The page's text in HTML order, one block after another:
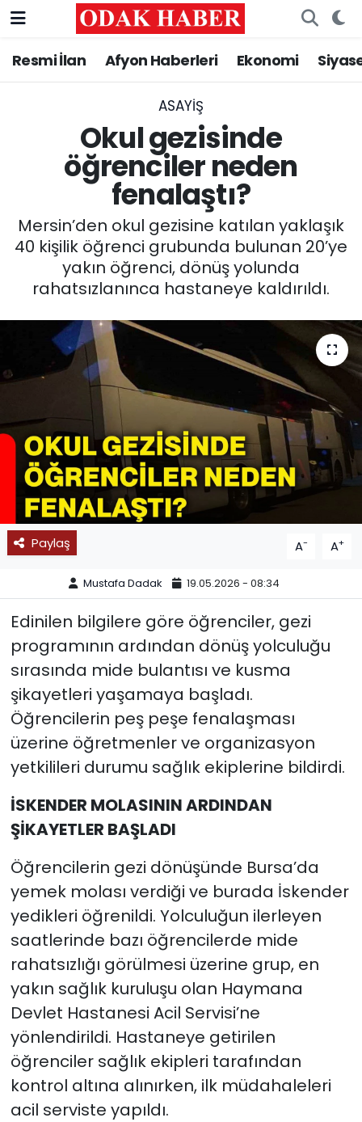
Resmi İlan Afyon Haberleri Ekonomi
ASAYİŞ
Okul gezisinde
öğrenciler neden
fenalaştı?
Mersin’den okul gezisine katılan yaklaşık
40 kişilik öğrenci grubunda bulunan 20’ye
yakın öğrenci, dönüş yolunda
rahatsızlanınca hastaneye kaldırıldı.
Paylaş A- A+
Mustafa Dadak 19.05.2026 - 08:34
Edinilen bilgilere göre öğrenciler, gezi
programının ardından dönüş yolculuğu
sırasında mide bulantısı ve kusma
şikayetleri yaşamaya başladı.
Öğrencilerin peş peşe fenalaşması
üzerine öğretmenler ve organizasyon
yetkilileri durumu sağlık ekiplerine bildirdi.
İSKENDER MOLASININ ARDINDAN
ŞİKAYETLER BAŞLADI
Öğrencilerin gezi dönüşünde Bursa’da
yemek molası verdiği ve burada İskender
yedikleri öğrenildi. Yolculuğun ilerleyen
saatlerinde bazı öğrencilerde mide
rahatsızlığı görülmesi üzerine grup, en
yakın sağlık kuruluşu olan Haymana
Devlet Hastanesi Acil Servisi’ne
yönlendirildi. Hastaneye getirilen
öğrenciler sağlık ekipleri tarafından
kontrol altına alınırken, ilk müdahaleleri
acil serviste yapıldı.
AFYONKARAHİSAR HABERLERİ
ASAYİŞ
GÜNCEL
SİYASET
EĞİTİM
SAĞLIK
11:11 MANŞET
Nöbetçi Eczaneler
Trafik Durumu
Süper Lig Puan Durumu ve Fikstür
Tüm Manşetler
Son Dakika Haberleri